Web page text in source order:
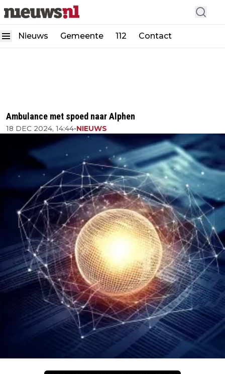
Nieuws Gemeente 112 Contact
Ambulance met spoed naar Alphen
18 DEC 2024, 14:44•NIEUWS